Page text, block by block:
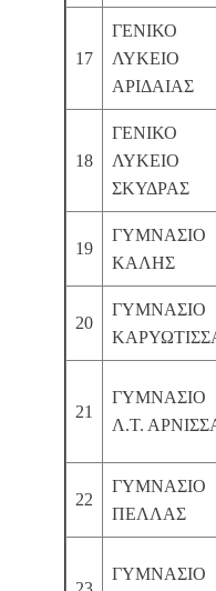
17
ΓΕΝΙΚΟ
ΛΥΚΕΙΟ
ΑΡΙΔΑΙΑΣ
18
ΓΕΝΙΚΟ
ΛΥΚΕΙΟ
ΣΚΥΔΡΑΣ
19
ΓΥΜΝΑΣΙΟ
ΚΑΛΗΣ
20
ΓΥΜΝΑΣΙΟ
21
ΓΥΜΝΑΣΙΟ
Λ.Τ.
22
ΓΥΜΝΑΣΙΟ
ΠΕΛΛΑΣ
ΓΥΜΝΑΣΙΟ